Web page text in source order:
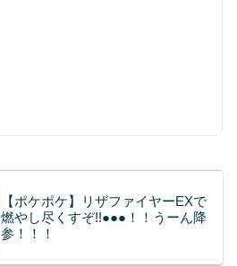
【ポケポケ】リザファイヤーEXで
燃やし尽くすぞ!!●●●！！うーん降
参！！！